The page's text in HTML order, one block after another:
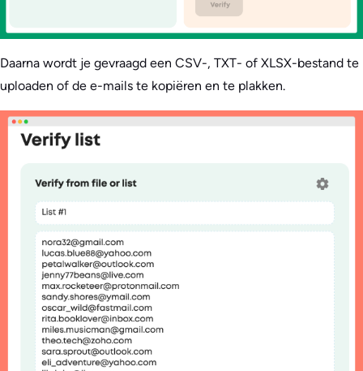
Daarna wordt je gevraagd een CSV-, TXT- of XLSX-bestand te
uploaden of de e-mails te kopiëren en te plakken.